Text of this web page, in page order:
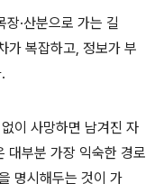
·산분으로 가는 길
가 복잡하고, 정보가 부
이 사망하면 남겨진 자
대부분 가장 익숙한 경로
명시해두는 것이 가